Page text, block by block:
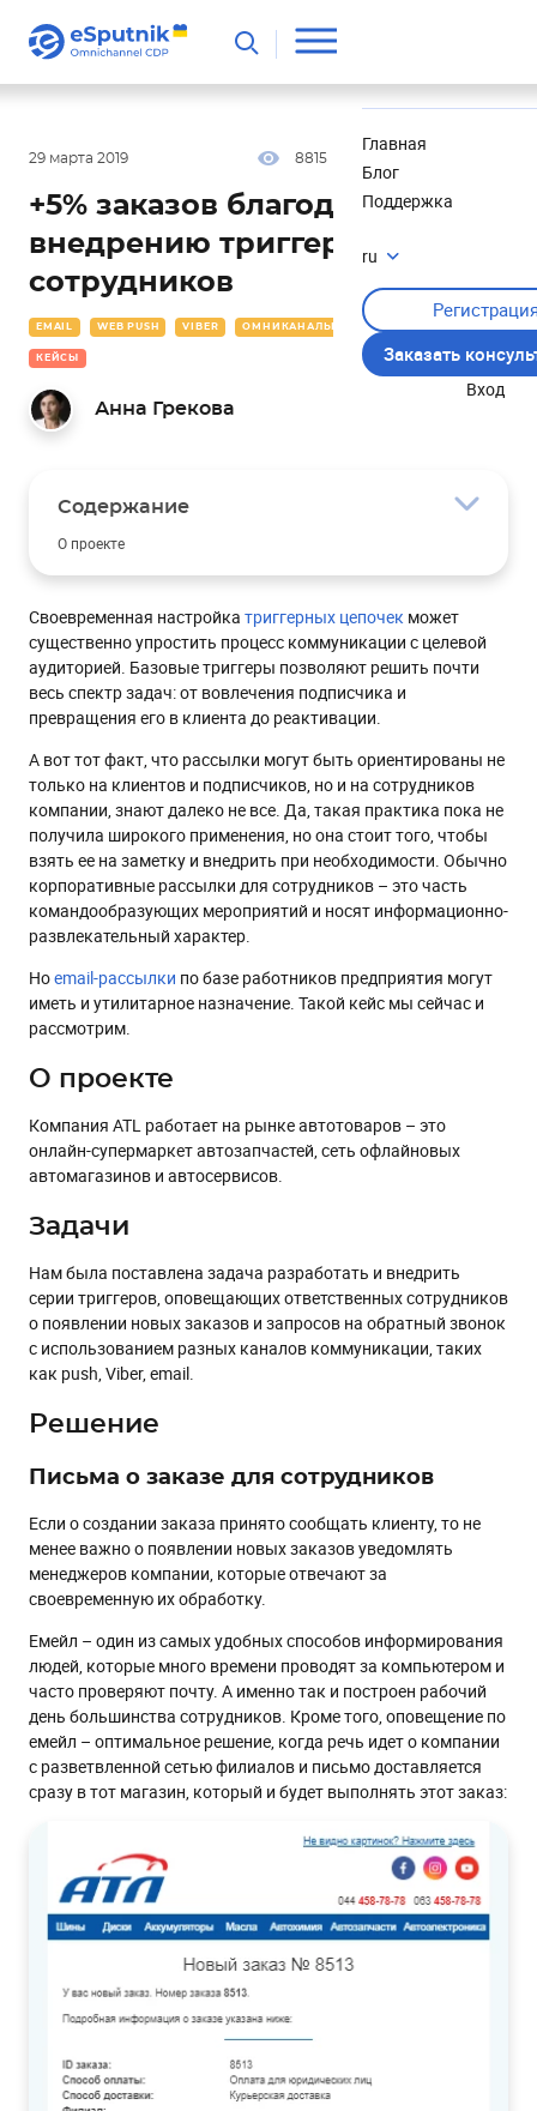
Главная
Блог
Поддержка
ru
Заказать
Вход
29 марта 2019 8815
EMAIL WEB PUSH VIBER ОМНИКАНАЛЬНОСТЬ
КЕЙСЫ
+5% заказов благодаря
внедрению триггеров для
сотрудников
Анна Грекова
Содержание
О проекте
Задачи
Решение
Письма о заказе для сотрудников
Письмо о запросе на обратный звонок
Добавление мультиканальности
1. Мультиканальный сценарий “Новый заказ” для
сотрудников:
2. Мультиканальный сценарий “Запрос на обратный
звонок”
Своевременная настройка триггерных цепочек может
существенно упростить процесс коммуникации с целевой
аудиторией. Базовые триггеры позволяют решить почти
весь спектр задач: от вовлечения подписчика и
превращения его в клиента до реактивации.
А вот тот факт, что рассылки могут быть ориентированы не
только на клиентов и подписчиков, но и на сотрудников
компании, знают далеко не все. Да, такая практика пока не
получила широкого применения, но она стоит того, чтобы
взять ее на заметку и внедрить при необходимости. Обычно
корпоративные рассылки для сотрудников – это часть
командообразующих мероприятий и носят информационно-
развлекательный характер.
Ноemail-рассылки по базе работников предприятия могут
иметь и утилитарное назначение. Такой кейс мы сейчас и
рассмотрим.
О проекте
Компания ATL работает на рынке автотоваров – это
онлайн-супермаркет автозапчастей, сеть офлайновых
автомагазинов и автосервисов.
Задачи
Нам была поставлена задача разработать и внедрить
серии триггеров, оповещающих ответственных сотрудников
о появлении новых заказов и запросов на обратный звонок
с использованием разных каналов коммуникации, таких
как push, Viber, email.
Решение
Письма о заказе для сотрудников
Если о создании заказа принято сообщать клиенту, то не
менее важно о появлении новых заказов уведомлять
менеджеров компании, которые отвечают за
своевременную их обработку.
Емейл – один из самых удобных способов информирования
людей, которые много времени проводят за компьютером и
часто проверяют почту. А именно так и построен рабочий
день большинства сотрудников. Кроме того, оповещение по
емейл – оптимальное решение, когда речь идет о компании
с разветвленной сетью филиалов и письмо доставляется
сразу в тот магазин, который и будет выполнять этот заказ: